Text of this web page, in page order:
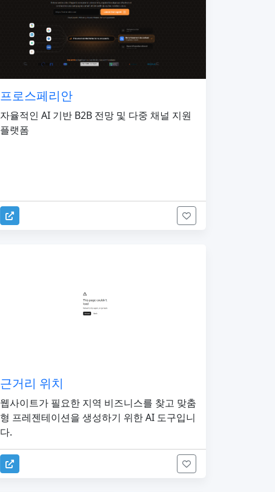
프로스페리안
자율적인 AI 기반 B2B 전망 및 다중 채널 지원
플랫폼
근거리 위치
웹사이트가 필요한 지역 비즈니스를 찾고 맞춤
형 프레젠테이션을 생성하기 위한 AI 도구입니
다.